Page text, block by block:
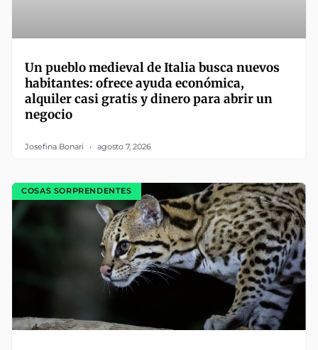
Un pueblo medieval de Italia busca nuevos
habitantes: ofrece ayuda económica,
alquiler casi gratis y dinero para abrir un
negocio
Josefina Bonari agosto 7, 2026
COSAS SORPRENDENTES